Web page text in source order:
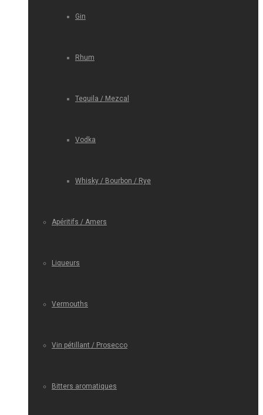
Gin
Rhum
Tequila / Mezcal
Vodka
Whisky / Bourbon / Rye
Apéritifs / Amers
Liqueurs
Vermouths
Vin pétillant / Prosecco
Bitters aromatiques